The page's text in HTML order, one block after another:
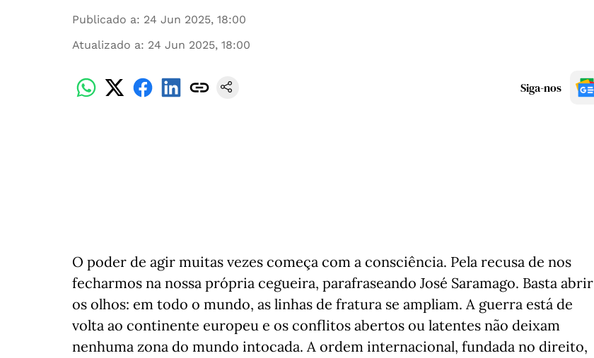
Publicado a: 24 Jun 2025, 18:00
Atualizado a: 24 Jun 2025, 18:00
Siga-nos
O poder de agir muitas vezes começa com a consciência. Pela recusa de nos
fecharmos na nossa própria cegueira, parafraseando José Saramago. Basta abrir
os olhos: em todo o mundo, as linhas de fratura se ampliam. A guerra está de
volta ao continente europeu e os conflitos abertos ou latentes não deixam
nenhuma zona do mundo intocada. A ordem internacional, fundada no direito,